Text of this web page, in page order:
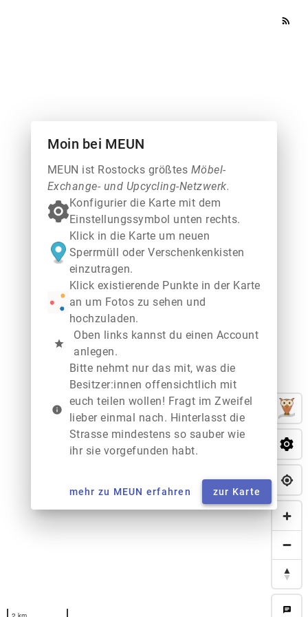
rss_feed
chat
Moin bei MEUN
MEUN ist Rostocks größtes Möbel-
Exchange- und Upcycling-Netzwerk.
Konfigurier die Karte mit dem
Einstellungssymbol unten rechts.
Klick in die Karte um neuen
Sperrmüll oder Verschenkenkisten
einzutragen.
Klick existierende Punkte in der Karte
an um Fotos zu sehen und
hochzuladen.
star
Oben links kannst du einen Account
anlegen.
info
Bitte nehmt nur das mit, was die
Besitzer:innen offensichtlich mit
euch teilen wollen! Fragt im Zweifel
lieber einmal nach. Hinterlasst die
Strasse mindestens so sauber wie
ihr sie vorgefunden habt.
mehr zu MEUN erfahren zur Karte